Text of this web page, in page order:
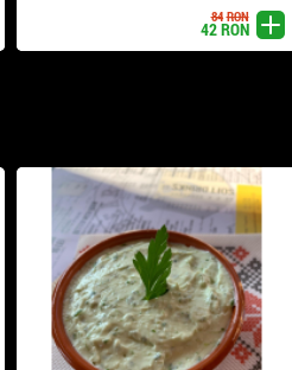
adaugă
42RON
84 RON